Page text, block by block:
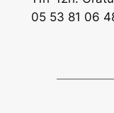
05 53 81 06